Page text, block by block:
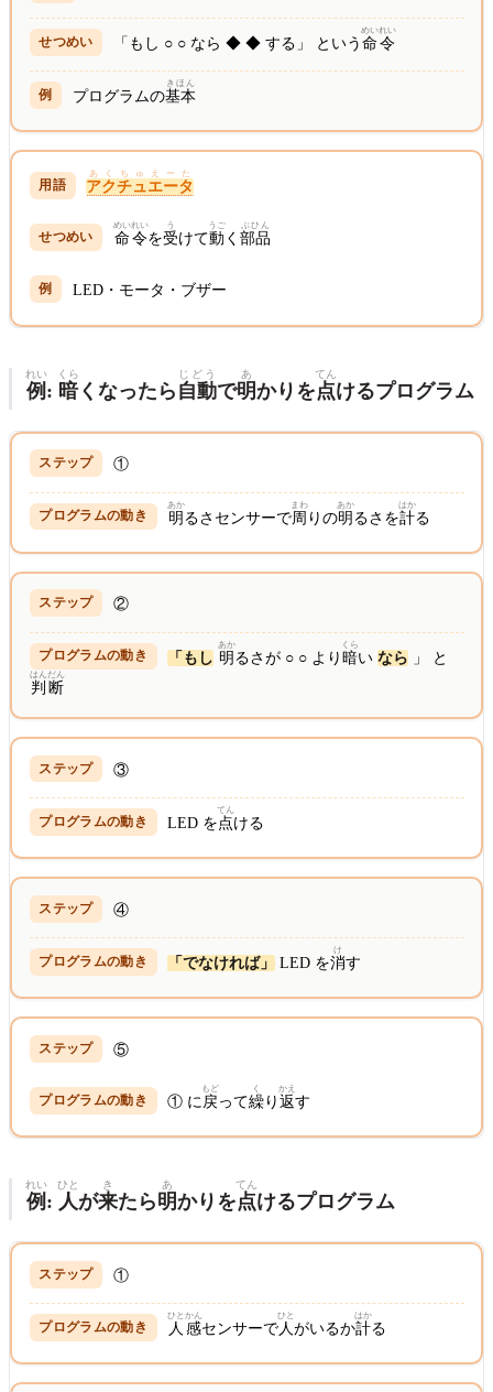
「もし ○ ○ なら ◆ ◆ する」 という命令
めいれい
プログラムの基本
きほん
アクチュエータ
あくちゅえーた
命令
めいれい
を受
う
けて動
うご
く部品
ぶひん
LED・モータ・ブザー
例
れい
: 暗
くら
くなったら 自動
じどう
で明
あ
かりを点
てん
けるプログラム
①
明
あか
るさセンサーで周
まわ
りの明
あか
るさを計
はか
る
②
「もし 明
あか
るさが ○ ○ より暗
くら
いなら 」 と
判断
はんだん
③
LED を 点
てん
ける
④
「でなければ」 LED を消
け
す
⑤
① に 戻
もど
って繰
く
り返
かえ
す
例
れい
: 人
ひと
が来
き
たら明
あ
かりを点
てん
けるプログラム
①
人
ひと
感
かん
センサーで人
ひと
がいるか計
はか
る